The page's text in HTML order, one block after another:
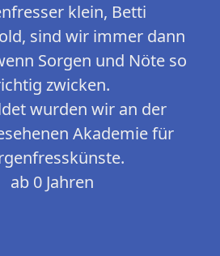
klein, Betti
sind wir immer dann
Sorgen und Nöte so
zwicken.
wurden wir an der
Akademie für
ab 0 Jahren